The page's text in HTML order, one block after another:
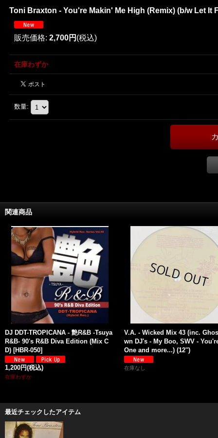
Toni Braxton - You're Makin' Me High (Remix) (b/w Let It
販売価格: 2,700円 (税込)
在庫わずか
数量:
関連商品
DJ DDT-TROPICANA - 艶R&B -Tsuya
R&B- 90's R&B Diva Edition (Mix C
D) [HBR-050]
1,200円(税込)
在庫わずか
V.A. - Wicked Mix 43 (inc.
wn DJ's - My Boo, SWV -
One and more...) (12'')
在庫なし
最近チェックしたアイテム